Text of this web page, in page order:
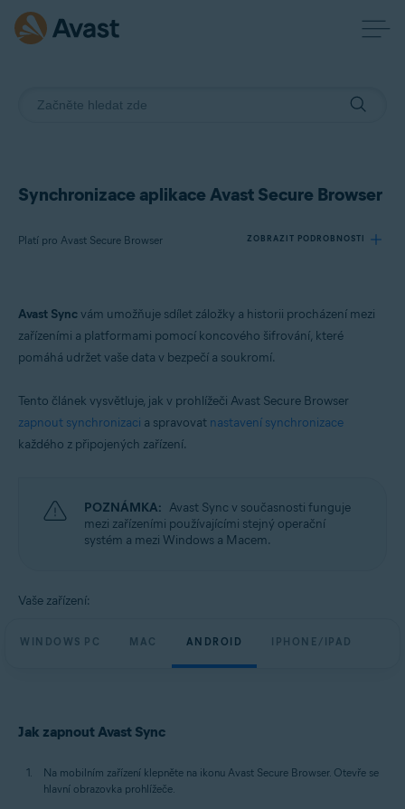
Synchronizace aplikace Avast Secure Browser
Platí pro Avast Secure Browser ZOBRAZIT PODROBNOSTI
Produkty:
Avast Secure Browser
Windows, macOS, Android a iOS
Avast Syncvám umožňuje sdílet záložky a historii procházení mezi
zařízeními a platformami pomocí koncového šifrování, které
pomáhá udržet vaše data v bezpečí a soukromí.
Tento článek vysvětluje, jak v prohlížeči Avast Secure Browser
zapnout synchronizaci a spravovat nastavení synchronizace
každého z připojených zařízení.
POZNÁMKA: Avast Sync v současnosti funguje
mezi zařízeními používajícími stejný operační
systém a mezi Windows a Macem.
Vaše zařízení:
WINDOWS PC MAC ANDROID IPHONE/IPAD
Jak zapnout Avast Sync
Na mobilním zařízení klepněte na ikonu Avast Secure Browser. Otevře se
hlavní obrazovka prohlížeče.